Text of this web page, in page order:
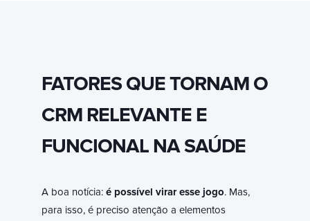
FATORES QUE TORNAM O
CRM RELEVANTE E
FUNCIONAL NA SAÚDE
A boa notícia: é possível virar esse jogo. Mas,
para isso, é preciso atenção a elementos